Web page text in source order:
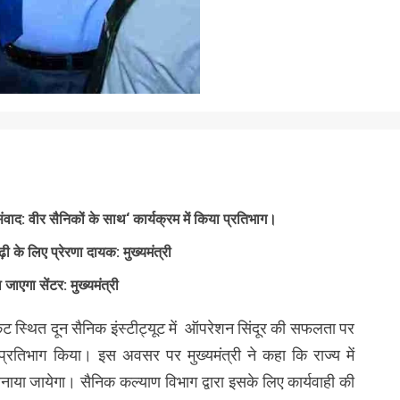
वीर सैनिकों के साथ‘ कार्यक्रम में किया प्रतिभाग।
के लिए प्रेरणा दायक: मुख्यमंत्री
जाएगा सेंटर: मुख्यमंत्री
स्थित दून सैनिक इंस्टीट्यूट में ऑपरेशन सिंदूर की सफलता पर
किया। इस अवसर पर मुख्यमंत्री ने कहा कि राज्य में
जायेगा। सैनिक कल्याण विभाग द्वारा इसके लिए कार्यवाही की